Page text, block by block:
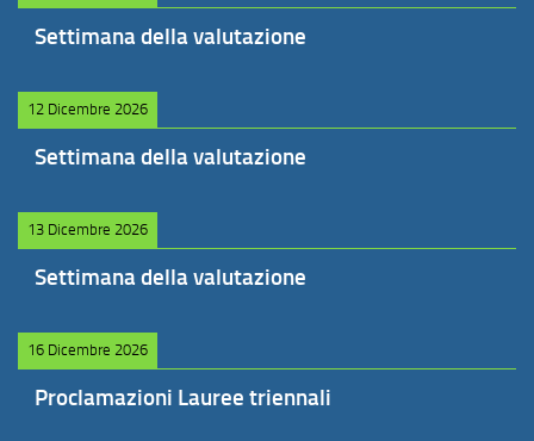
Settimana della valutazione
12 Dicembre 2026
Settimana della valutazione
13 Dicembre 2026
Settimana della valutazione
16 Dicembre 2026
Proclamazioni Lauree triennali